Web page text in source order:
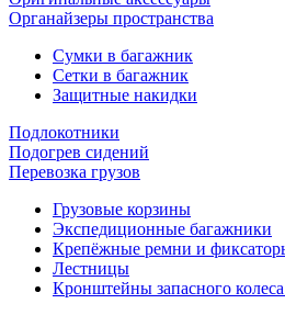
Органайзеры пространства
Сумки в багажник
Сетки в багажник
Защитные накидки
Подлокотники
Подогрев сидений
Перевозка грузов
Грузовые корзины
Экспедиционные багажники
Крепёжные ремни и
Лестницы
Кронштейны запасного